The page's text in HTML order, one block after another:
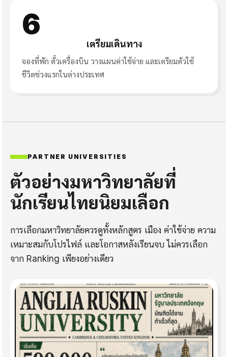
6
เตรียมเดินทาง
จองที่พัก ตั๋วเครื่องบิน วางแผนค่าใช้จ่าย และเตรียมตัวใช้
ชีวิตช่วงแรกในต่างประเทศ
PARTNER UNIVERSITIES
ตัวอย่างมหาวิทยาลัยที่
นักเรียนไทยนิยมเลือก
การเลือกมหาวิทยาลัยควรดูทั้งหลักสูตร เมือง ค่าใช้จ่าย ความ
เหมาะสมกับโปรไฟล์ และโอกาสหลังเรียนจบ ไม่ควรเลือก
จาก Ranking เพียงอย่างเดียว